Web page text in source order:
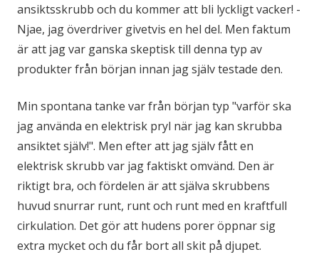
ansiktsskrubb och du kommer att bli lyckligt vacker! -
Njae, jag överdriver givetvis en hel del. Men faktum
är att jag var ganska skeptisk till denna typ av
produkter från början innan jag själv testade den.
Min spontana tanke var från början typ "varför ska
jag använda en elektrisk pryl när jag kan skrubba
ansiktet själv!". Men efter att jag själv fått en
elektrisk skrubb var jag faktiskt omvänd. Den är
riktigt bra, och fördelen är att själva skrubbens
huvud snurrar runt, runt och runt med en kraftfull
cirkulation. Det gör att hudens porer öppnar sig
extra mycket och du får bort all skit på djupet.